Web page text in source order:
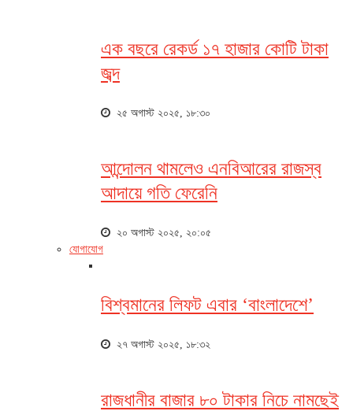
এক বছরে রেকর্ড ১৭ হাজার কোটি টাকা
জব্দ
২৫ অগাস্ট ২০২৫, ১৮:৩০
আন্দোলন থামলেও এনবিআরের রাজস্ব
আদায়ে গতি ফেরেনি
২০ অগাস্ট ২০২৫, ২০:০৫
যোগাযোগ
বিশ্বমানের লিফট এবার ‘বাংলাদেশে’
২৭ অগাস্ট ২০২৫, ১৮:৩২
রাজধানীর বাজার ৮০ টাকার নিচে নামছেই